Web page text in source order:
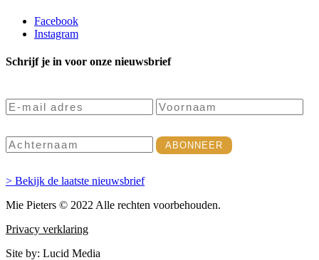
Facebook
Instagram
Schrijf je in voor onze nieuwsbrief
> Bekijk de laatste nieuwsbrief
Mie Pieters © 2022 Alle rechten voorbehouden.
Privacy verklaring
Site by: Lucid Media